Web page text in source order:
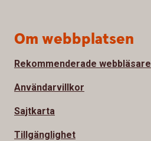
Om webbplatsen
Rekommenderade webbläsare
Användarvillkor
Sajtkarta
Tillgänglighet